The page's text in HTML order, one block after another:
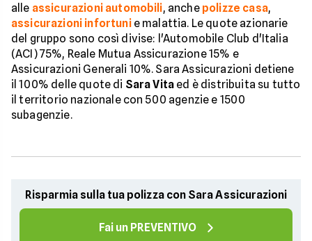
alle assicurazioni automobili, anche polizze casa,
assicurazioni infortunie malattia. Le quote azionarie
del gruppo sono così divise: l'Automobile Club d'Italia
(ACI) 75%, Reale Mutua Assicurazione 15% e
Assicurazioni Generali 10%. Sara Assicurazioni detiene
il 100% delle quote di Sara Vita ed è distribuita su tutto
il territorio nazionale con 500 agenzie e 1500
subagenzie.
Risparmia sulla tua polizza con Sara Assicurazioni
Fai un PREVENTIVO